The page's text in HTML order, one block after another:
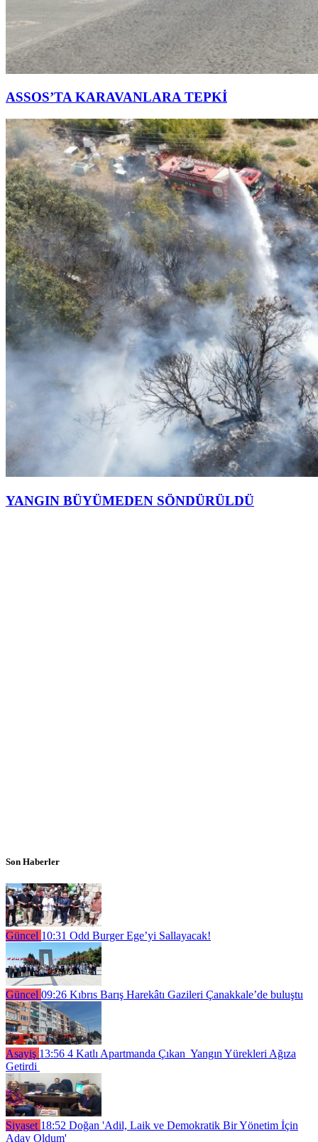
ASSOS’TA KARAVANLARA TEPKİ
YANGIN BÜYÜMEDEN SÖNDÜRÜLDÜ
Son Haberler
Güncel 10:31 Odd Burger Ege’yi Sallayacak!
Güncel 09:26 Kıbrıs Barış Harekâtı Gazileri Çanakkale’de buluştu
Asayiş 13:56 4 Katlı Apartmanda Çıkan Yangın Yürekleri Ağıza
Getirdi
Siyaset 18:52 Doğan 'Adil, Laik ve Demokratik Bir Yönetim İçin
Aday Oldum'